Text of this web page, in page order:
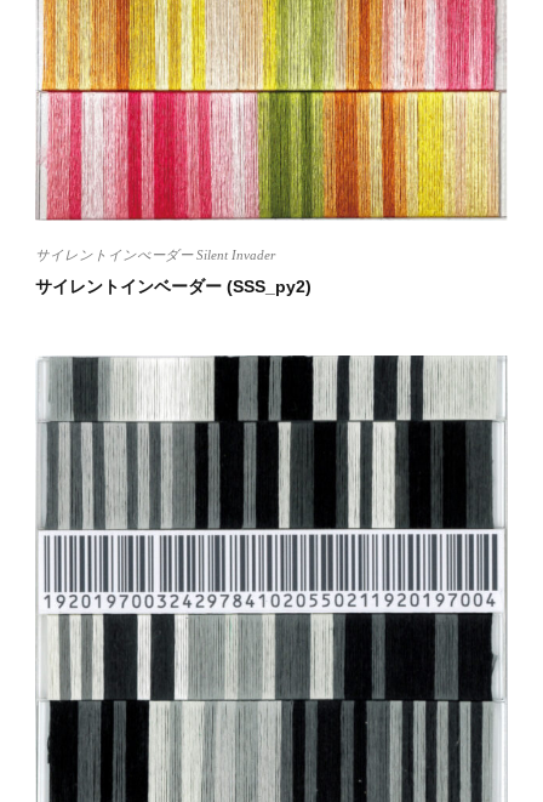
サイレントインべーダー Silent Invader
サイレントインベーダー (SSS_py2)